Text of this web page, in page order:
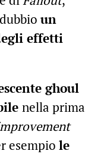
un
effetti
ghoul
nella prima
esempio le